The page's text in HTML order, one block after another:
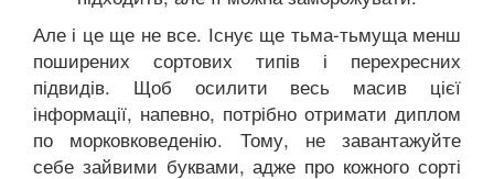
Але і це ще не все. Існує ще тьма-тьмуща менш
поширених сортових типів і перехресних
підвидів. Щоб осилити весь масив цієї
інформації, напевно, потрібно отримати диплом
по морковковеденію. Тому, не завантажуйте
себе зайвими буквами, адже про кожного сорті